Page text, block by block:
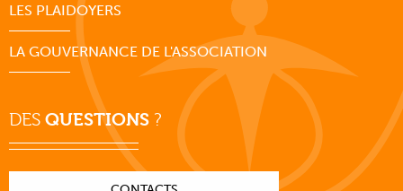
LES PLAIDOYERS
LA GOUVERNANCE DE L'ASSOCIATION
DES QUESTIONS ?